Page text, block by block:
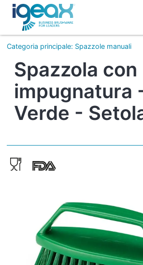
IT
EN
Categoria principale: Spazzole manuali
Spazzola con
impugnatura
Verde -